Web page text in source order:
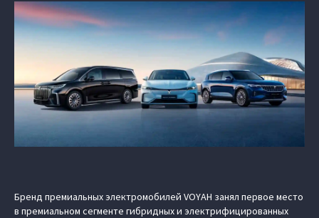
Бренд премиальных электромобилей VOYAH занял первое место
в премиальном сегменте гибридных и электрифицированных